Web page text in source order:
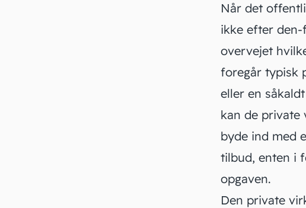
Når det
ikke efter
overvejet
foregår typisk
eller en såkaldt
kan de private
byde ind med
tilbud, enten i
opgaven.
Den private